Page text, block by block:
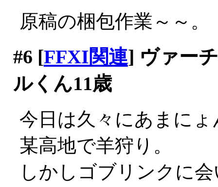
原稿の梱包作業～～。
#6 [FFXI関連] ヴァー
ルくん11歳
今日は久々にあまに
某高地で羊狩り。
しかしゴブリンクに